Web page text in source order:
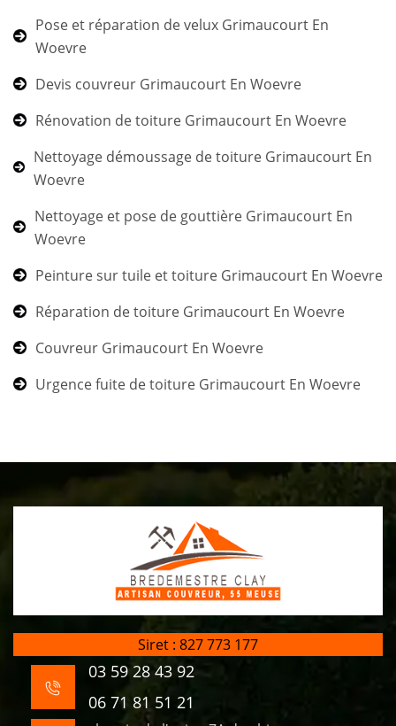
Pose et réparation de velux Grimaucourt En
Woevre
Devis couvreur Grimaucourt En Woevre
Rénovation de toiture Grimaucourt En Woevre
Nettoyage démoussage de toiture Grimaucourt En
Woevre
Nettoyage et pose de gouttière Grimaucourt En
Woevre
Peinture sur tuile et toiture Grimaucourt En Woevre
Réparation de toiture Grimaucourt En Woevre
Couvreur Grimaucourt En Woevre
Urgence fuite de toiture Grimaucourt En Woevre
Siret : 827 773 177
03 59 28 43 92
06 71 81 51 21